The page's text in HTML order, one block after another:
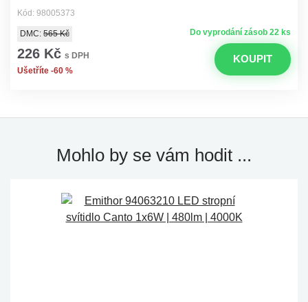
Kód: 98005373
Do vyprodání zásob 22 ks
DMC: 565 Kč
226 Kč s DPH
Ušetříte -60 %
KOUPIT
Mohlo by se vám hodit ...